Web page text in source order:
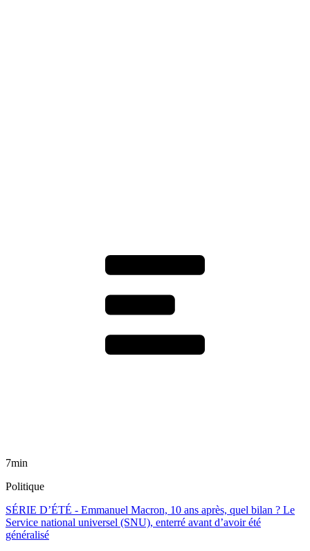
7min
Politique
SÉRIE D’ÉTÉ - Emmanuel Macron, 10 ans après, quel bilan ? Le
Service national universel (SNU), enterré avant d’avoir été
généralisé